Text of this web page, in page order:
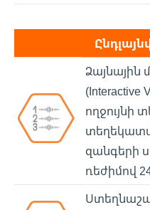
Ձայնային
(Interactive
ողջույնի
զանգերի
ռեժիմով